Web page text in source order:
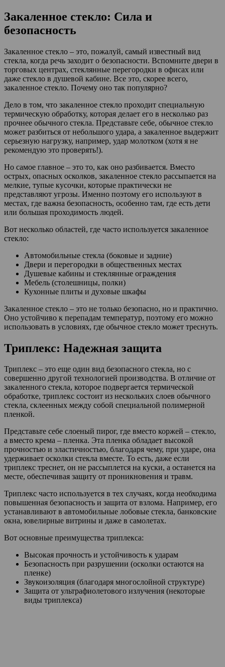
Закаленное стекло: Сила и
безопасность
Закаленное стекло – это, пожалуй, самый известный вид
стекла, когда речь заходит о безопасности. Вспомните двери в
торговых центрах, стеклянные перегородки в офисах или
даже стекло в душевой кабине. Все это, скорее всего,
закаленное стекло. Почему оно так популярно?
Дело в том, что закаленное стекло проходит специальную
термическую обработку, которая делает его в несколько раз
прочнее обычного стекла. Представьте себе, обычное стекло
может разбиться от небольшого удара, а закаленное выдержит
серьезную нагрузку, например, удар молотком (хотя я не
рекомендую это проверять!).
Но самое главное – это то, как оно разбивается. Вместо
острых, опасных осколков, закаленное стекло рассыпается на
мелкие, тупые кусочки, которые практически не
представляют угрозы. Именно поэтому его используют в
местах, где важна безопасность, особенно там, где есть дети
или большая проходимость людей.
Вот несколько областей, где часто используется закаленное
стекло:
Автомобильные стекла (боковые и задние)
Двери и перегородки в общественных местах
Душевые кабины и стеклянные ограждения
Мебель (столешницы, полки)
Кухонные плиты и духовые шкафы
Закаленное стекло – это не только безопасно, но и практично.
Оно устойчиво к перепадам температур, поэтому его можно
использовать в условиях, где обычное стекло может треснуть.
Триплекс: Надежная защита
Триплекс – это еще один вид безопасного стекла, но с
совершенно другой технологией производства. В отличие от
закаленного стекла, которое подвергается термической
обработке, триплекс состоит из нескольких слоев обычного
стекла, склеенных между собой специальной полимерной
пленкой.
Представьте себе слоеный пирог, где вместо коржей – стекло,
а вместо крема – пленка. Эта пленка обладает высокой
прочностью и эластичностью, благодаря чему, при ударе, она
удерживает осколки стекла вместе. То есть, даже если
триплекс треснет, он не рассыплется на куски, а останется на
месте, обеспечивая защиту от проникновения и травм.
Триплекс часто используется в тех случаях, когда необходима
повышенная безопасность и защита от взлома. Например, его
устанавливают в автомобильные лобовые стекла, банковские
окна, ювелирные витрины и даже в самолетах.
Вот основные преимущества триплекса:
Высокая прочность и устойчивость к ударам
Безопасность при разрушении (осколки остаются на
пленке)
Звукоизоляция (благодаря многослойной структуре)
Защита от ультрафиолетового излучения (некоторые
виды триплекса)